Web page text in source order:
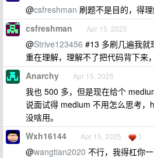
@csfreshman 刷题不是目的，得
csfreshman Apr 15, 2025
@Strive123456 #13 多刷几遍我就
重在理解，理解不了把代码背下来
Anarchy Apr 15, 2025
我也 500 多，但是现在给个
说面试得 medium 不用怎么思考
没啥用。
Wxh16144 Apr 15, 2025 1
@wangtian2020 不行，我得杠你